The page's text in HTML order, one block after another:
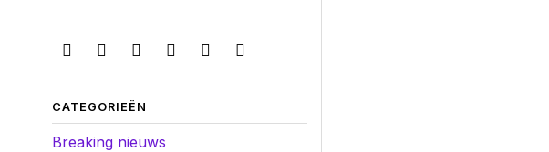
CATEGORIEËN
Breaking nieuws